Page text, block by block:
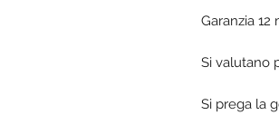
Garanzia
Si valutano
Si prega la